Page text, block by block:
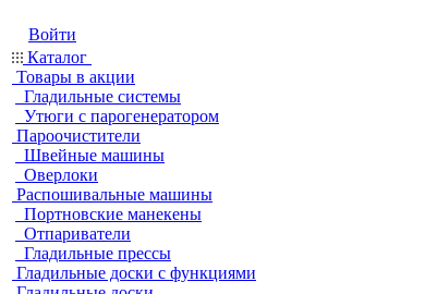
Войти
Каталог
Товары в акции
Гладильные системы
Утюги с парогенератором
Пароочистители
Швейные машины
Оверлоки
Распошивальные машины
Портновские манекены
Отпариватели
Гладильные прессы
Гладильные доски с функциями